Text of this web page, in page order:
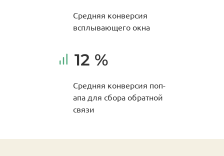
Средняя конверсия
всплывающего окна
12 %
Средняя конверсия поп-
апа для сбора обратной
связи